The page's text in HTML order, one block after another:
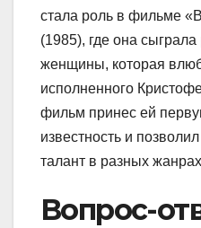
стала роль в фильме
(1985), где она
женщины, которая
исполненного
фильм принес ей
известность и
талант в разных
Вопрос-